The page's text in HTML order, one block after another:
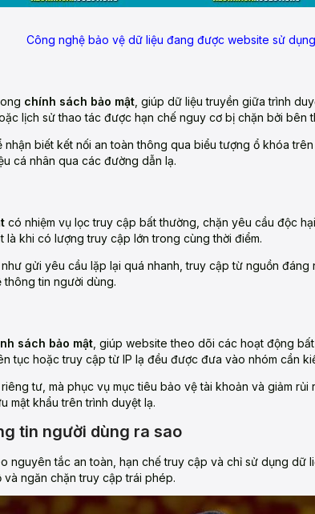
Công nghệ bảo vệ dữ liệu đang được website sử dụng
chính sách bảo mật , giúp dữ liệu truyền giữa trình
lịch sử thao tác được hạn chế nguy cơ bị chặn bởi bên
biết kết nối an toàn thông qua biểu tượng ổ khóa
cá nhân qua các đường dẫn lạ.
có nhiệm vụ lọc truy cập bất thường, chặn yêu cầu độc
khi có lượng truy cập lớn trong cùng thời điểm.
gửi yêu cầu lặp lại quá nhanh, truy cập từ nguồn
tin người dùng.
sách bảo mật , giúp website theo dõi các hoạt động
tục hoặc truy cập từ IP lạ đều được đưa vào nhóm cần
tư, mà phục vụ mục tiêu bảo vệ tài khoản và giảm
mật khẩu trên trình duyệt lạ.
tin người dùng ra sao
nguyên tắc an toàn, hạn chế truy cập và chỉ sử dụng dữ
ngăn chặn truy cập trái phép.